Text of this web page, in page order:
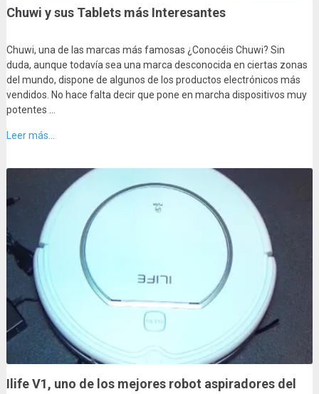
Chuwi y sus Tablets más Interesantes
Chuwi, una de las marcas más famosas ¿Conocéis Chuwi? Sin
duda, aunque todavía sea una marca desconocida en ciertas zonas
del mundo, dispone de algunos de los productos electrónicos más
vendidos. No hace falta decir que pone en marcha dispositivos muy
potentes …
Leer más...
Ilife V1, uno de los mejores robot aspiradores del